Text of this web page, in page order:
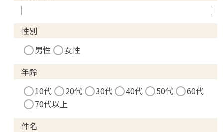
性別
男性
女性
年齢
10代
20代 30代 40代 50代
60代
70代以上
件名